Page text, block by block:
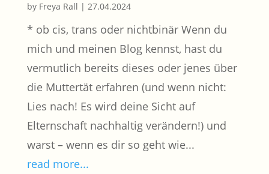
by Freya Rall | 27.04.2024
* ob cis, trans oder nichtbinär Wenn du
mich und meinen Blog kennst, hast du
vermutlich bereits dieses oder jenes über
die Muttertät erfahren (und wenn nicht:
Lies nach! Es wird deine Sicht auf
Elternschaft nachhaltig verändern!) und
warst – wenn es dir so geht wie...
read more...